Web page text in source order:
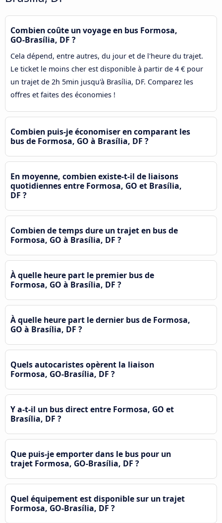
Combien coûte un voyage en bus Formosa,
GO-Brasília, DF ?
Cela dépend, entre autres, du jour et de l'heure du trajet.
Le ticket le moins cher est disponible à partir de 4 € pour
un trajet de 2h 5min jusqu'à Brasília, DF. Comparez les
offres et faites des économies !
Combien puis-je économiser en comparant les
bus de Formosa, GO à Brasília, DF ?
En moyenne, combien existe-t-il de liaisons
quotidiennes entre Formosa, GO et Brasília,
DF ?
Combien de temps dure un trajet en bus de
Formosa, GO à Brasília, DF ?
À quelle heure part le premier bus de
Formosa, GO à Brasília, DF ?
À quelle heure part le dernier bus de Formosa,
GO à Brasília, DF ?
Quels autocaristes opèrent la liaison
Formosa, GO-Brasília, DF ?
Y a-t-il un bus direct entre Formosa, GO et
Brasília, DF ?
Que puis-je emporter dans le bus pour un
trajet Formosa, GO-Brasília, DF ?
Quel équipement est disponible sur un trajet
Formosa, GO-Brasília, DF ?